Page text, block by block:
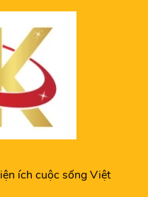
ích cuộc sống Việt